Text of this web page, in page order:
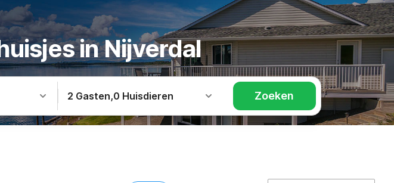
in Nijverdal
2 Gasten,0 Huisdieren Zoeken